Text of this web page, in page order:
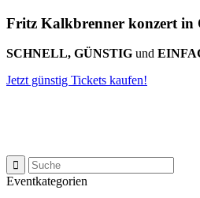
Fritz Kalkbrenner konzert in
SCHNELL, GÜNSTIG und
Jetzt günstig Tickets kaufen!
Eventkategorien